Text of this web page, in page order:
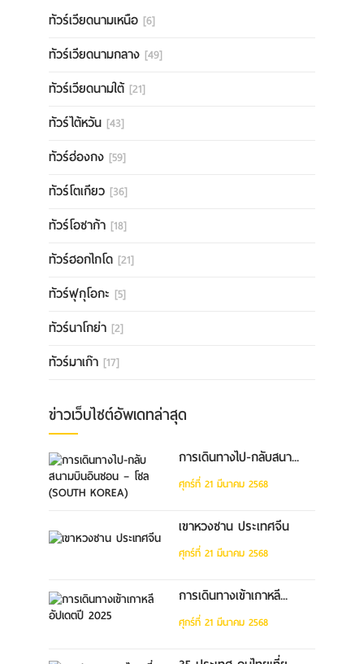
ทัวร์เวียดนามเหนือ [6]
ทัวร์เวียดนามกลาง [49]
ทัวร์เวียดนามใต้ [21]
ทัวร์ไต้หวัน [43]
ทัวร์ฮ่องกง [59]
ทัวร์โตเกียว [36]
ทัวร์โอซาก้า [18]
ทัวร์ฮอกไกโด [21]
ทัวร์ฟุกุโอกะ [5]
ทัวร์นาโกย่า [2]
ทัวร์มาเก๊า [17]
ข่าวเว็บไซต์อัพเดทล่าสุด
การเดินทางไป-กลับสนา...
ศุกร์ที่ 21 มีนาคม 2568
เขาหวงซาน ประเทศจีน
ศุกร์ที่ 21 มีนาคม 2568
การเดินทางเข้าเกาหลี...
ศุกร์ที่ 21 มีนาคม 2568